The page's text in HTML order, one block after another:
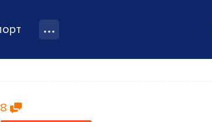
8